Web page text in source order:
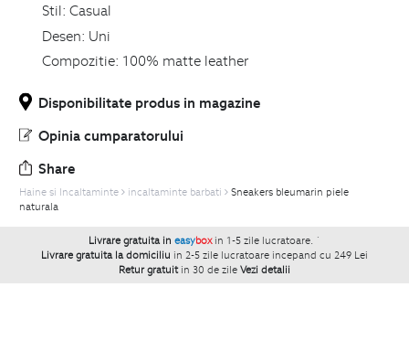
Stil: Casual
Desen: Uni
Compozitie: 100% matte leather
Disponibilitate produs in magazine
Opinia cumparatorului
Share
Haine si Incaltaminte incaltaminte barbati
Sneakers bleumarin piele
naturala
Livrare gratuita in easybox in 1-5 zile lucratoare. `
Livrare gratuita la domiciliu in 2-5 zile lucratoare incepand cu 249 Lei
Retur gratuit in 30 de zile Vezi detalii